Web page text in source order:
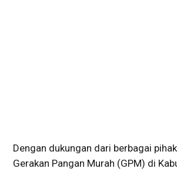
Dengan dukungan dari berbagai
Gerakan Pangan Murah (GPM) di